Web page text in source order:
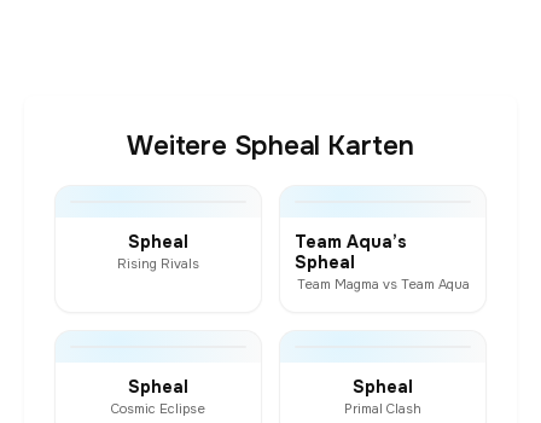
Weitere Spheal Karten
Spheal
Rising Rivals
Team Aqua’s
Spheal
Team Magma vs Team Aqua
Spheal
Cosmic Eclipse
Spheal
Primal Clash